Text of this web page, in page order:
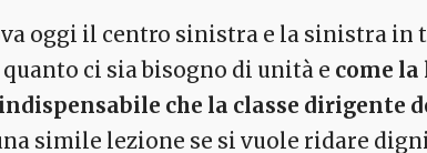
oggi il centro sinistra e la sinistra in
ci sia bisogno di unità e come la
che la classe dirigente
simile lezione se si vuole ridare